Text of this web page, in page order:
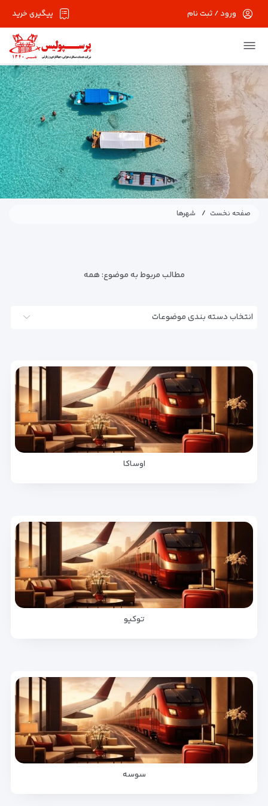
در حال حاضر ارتباط با سرور قطع می باشد لطفا
پیگیری خرید ورود / ثبت نام
صفحه نخست شهرها
مطالب مربوط به موضوع:همه
انتخاب دسته بندی موضوعات
اوساکا
توکیو
سوسه